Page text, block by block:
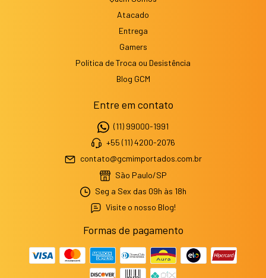
Atacado
Entrega
Gamers
Política de Troca ou Desistência
Blog GCM
Entre em contato
(11) 99000-1991
+55 (11) 4200-2076
contato@gcmimportados.com.br
São Paulo/SP
Seg a Sex das 09h às 18h
Visite o nosso Blog!
Formas de pagamento